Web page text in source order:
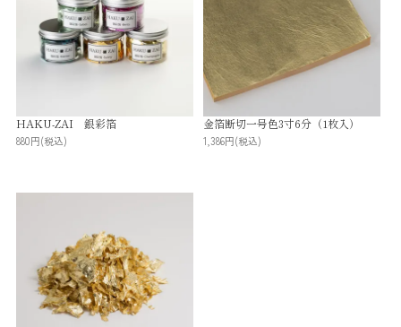
HAKU-ZAI 銀彩箔
880円(税込)
金箔断切一号色3寸6分（1枚入）
1,386円(税込)